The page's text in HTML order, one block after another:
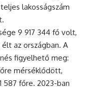
lakosságszám
9 917 344 fő volt,
az országban. A
figyelhető meg:
mérséklődött,
587 főre. 2023-ban